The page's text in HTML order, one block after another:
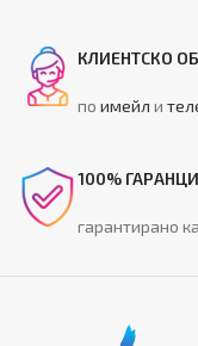
КЛИЕНТСКО
поимейл и
100%
гарантирано